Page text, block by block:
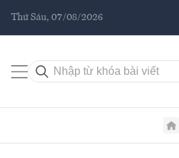
Thứ Sáu, 07/08/2026